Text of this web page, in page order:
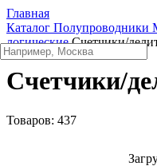
Главная
Каталог Полупроводники
логические Счетчики/
Счетчики/
Товаров: 437